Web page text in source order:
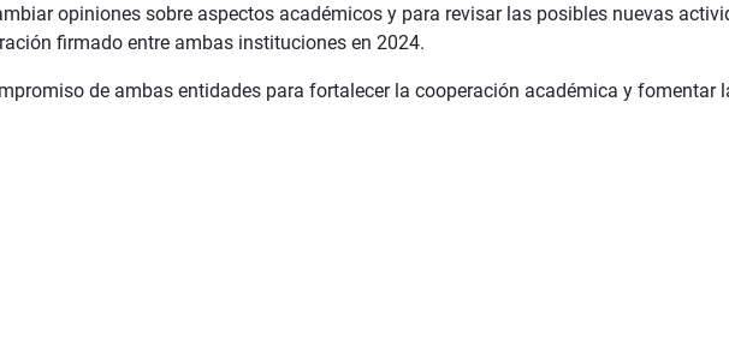
opiniones sobre aspectos académicos y para revisar las posibles nuevas
firmado entre ambas instituciones en 2024.
de ambas entidades para fortalecer la cooperación académica y fomentar